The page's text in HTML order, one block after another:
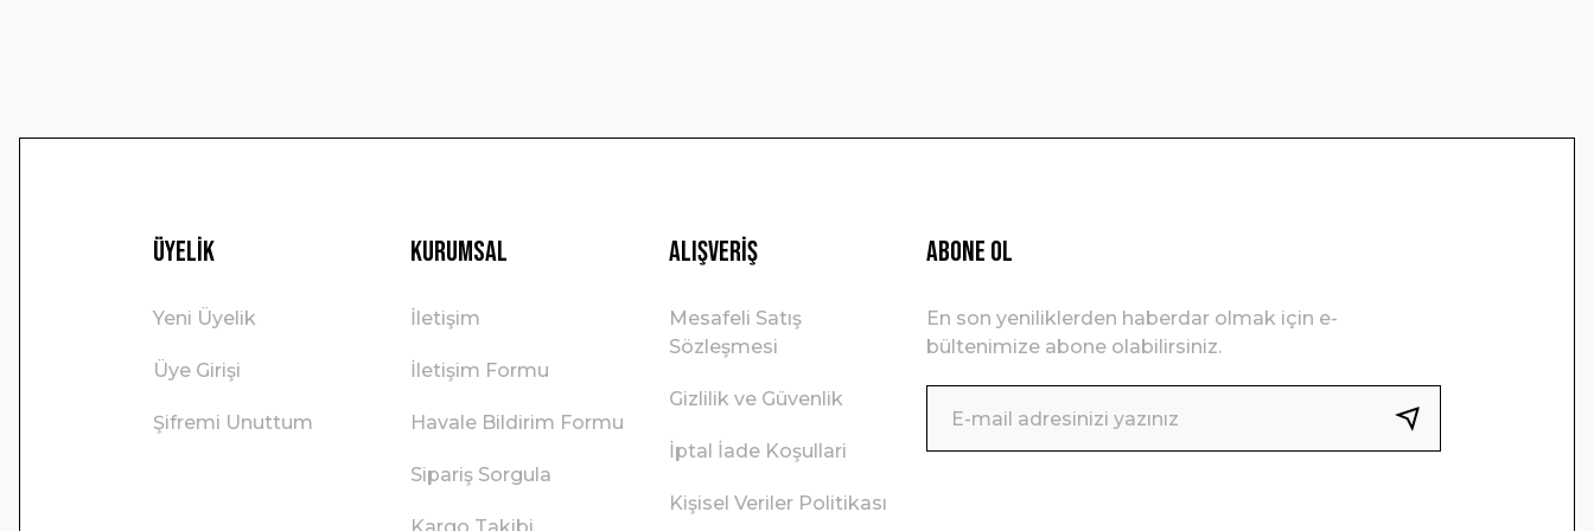
Üyelik
Yeni Üyelik
Üye Girişi
Şifremi Unuttum
Kurumsal
İletişim
İletişim Formu
Havale Bildirim Formu
Sipariş Sorgula
Alışveriş
Mesafeli Satış
Sözleşmesi
Gizlilik ve Güvenlik
İptal İade Koşullari
Kişisel Veriler Politikası
ABONE OL
En son yeniliklerden haberdar olmak için e-
bültenimize abone olabilirsiniz.